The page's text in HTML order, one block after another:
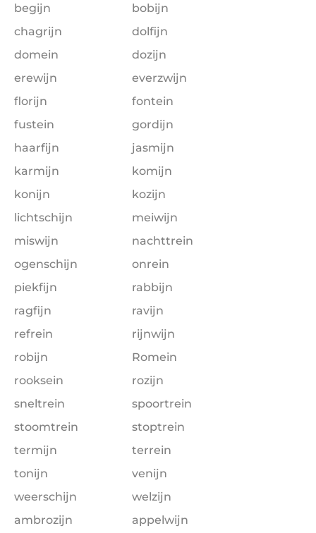
begijn
bobijn
chagrijn
dolfijn
domein
dozijn
erewijn
everzwijn
florijn
fontein
fustein
gordijn
haarfijn
jasmijn
karmijn
komijn
konijn
kozijn
lichtschijn
meiwijn
miswijn
nachttrein
ogenschijn
onrein
piekfijn
rabbijn
ragfijn
ravijn
refrein
rijnwijn
robijn
Romein
rooksein
rozijn
sneltrein
spoortrein
stoomtrein
stoptrein
termijn
terrein
tonijn
venijn
weerschijn
welzijn
ambrozijn
appelwijn